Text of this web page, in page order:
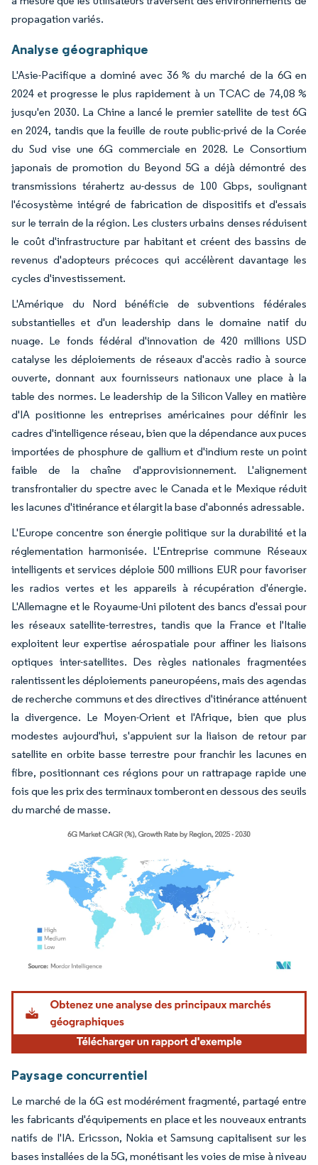
propagation variés.
Analyse géographique
L'Asie-Pacifique a dominé avec 36 % du marché de la 6G en
2024 et progresse le plus rapidement à un TCAC de 74,08 %
jusqu'en 2030. La Chine a lancé le premier satellite de test 6G
en 2024, tandis que la feuille de route public-privé de la Corée
du Sud vise une 6G commerciale en 2028. Le Consortium
japonais de promotion du Beyond 5G a déjà démontré des
transmissions térahertz au-dessus de 100 Gbps, soulignant
l'écosystème intégré de fabrication de dispositifs et d'essais
sur le terrain de la région. Les clusters urbains denses réduisent
le coût d'infrastructure par habitant et créent des bassins de
revenus d'adopteurs précoces qui accélèrent davantage les
cycles d'investissement.
L'Amérique du Nord bénéficie de subventions fédérales
substantielles et d'un leadership dans le domaine natif du
nuage. Le fonds fédéral d'innovation de 420 millions USD
catalyse les déploiements de réseaux d'accès radio à source
ouverte, donnant aux fournisseurs nationaux une place à la
table des normes. Le leadership de la Silicon Valley en matière
d'IA positionne les entreprises américaines pour définir les
cadres d'intelligence réseau, bien que la dépendance aux puces
importées de phosphure de gallium et d'indium reste un point
faible de la chaîne d'approvisionnement. L'alignement
transfrontalier du spectre avec le Canada et le Mexique réduit
les lacunes d'itinérance et élargit la base d'abonnés adressable.
L'Europe concentre son énergie politique sur la durabilité et la
réglementation harmonisée. L'Entreprise commune Réseaux
intelligents et services déploie 500 millions EUR pour favoriser
les radios vertes et les appareils à récupération d'énergie.
L'Allemagne et le Royaume-Uni pilotent des bancs d'essai pour
les réseaux satellite-terrestres, tandis que la France et l'Italie
exploitent leur expertise aérospatiale pour affiner les liaisons
optiques inter-satellites. Des règles nationales fragmentées
ralentissent les déploiements paneuropéens, mais des agendas
de recherche communs et des directives d'itinérance atténuent
la divergence. Le Moyen-Orient et l'Afrique, bien que plus
modestes aujourd'hui, s'appuient sur la liaison de retour par
satellite en orbite basse terrestre pour franchir les lacunes en
fibre, positionnant ces régions pour un rattrapage rapide une
fois que les prix des terminaux tomberont en dessous des seuils
du marché de masse.
Image © Mordor Intelligence. La réutilisation nécessite une attribution sous CC BY
Paysage concurrentiel
Le marché de la 6G est modérément fragmenté, partagé entre
les fabricants d'équipements en place et les nouveaux entrants
natifs de l'IA. Ericsson, Nokia et Samsung capitalisent sur les
bases installées de la 5G, monétisant les voies de mise à niveau